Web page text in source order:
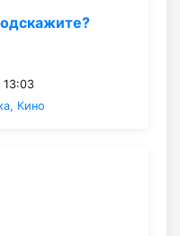
13:03
Кино